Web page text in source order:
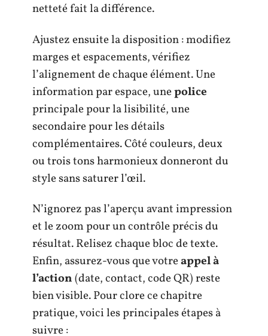
netteté fait la différence.
Ajustez ensuite la disposition : modifiez
marges et espacements, vérifiez
l’alignement de chaque élément. Une
information par espace, unepolice
principale pour la lisibilité, une
secondaire pour les détails
complémentaires. Côté couleurs, deux
ou trois tons harmonieux donneront du
style sans saturer l’œil.
N’ignorez pas l’aperçu avant impression
et le zoom pour un contrôle précis du
résultat. Relisez chaque bloc de texte.
Enfin, assurez-vous que votreappel à
l’action(date, contact, code QR) reste
bien visible. Pour clore ce chapitre
pratique, voici les principales étapes à
suivre :